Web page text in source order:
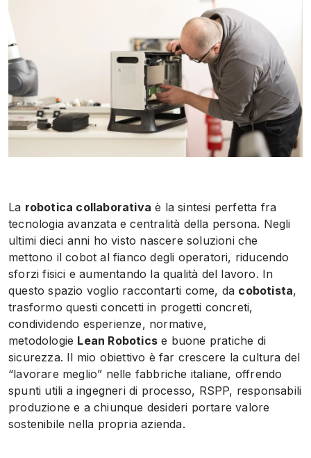
La robotica collaborativa è la sintesi perfetta fra
tecnologia avanzata e centralità della persona. Negli
ultimi dieci anni ho visto nascere soluzioni che
mettono ilcobot al fianco degli operatori, riducendo
sforzi fisici e aumentando la qualità del lavoro. In
questo spazio voglio raccontarti come, da cobotista,
trasformo questi concetti in progetti concreti,
condividendo esperienze, normative,
metodologie Lean Robotics e buone pratiche di
sicurezza. Il mio obiettivo è far crescere la cultura del
“lavorare meglio” nelle fabbriche italiane, offrendo
spunti utili a ingegneri di processo, RSPP, responsabili
produzione e a chiunque desideri portare valore
sostenibile nella propria azienda.